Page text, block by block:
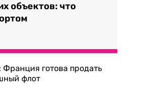
объектов: что
Франция готова продать
флот